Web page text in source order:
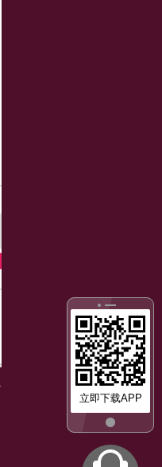
立即下载APP